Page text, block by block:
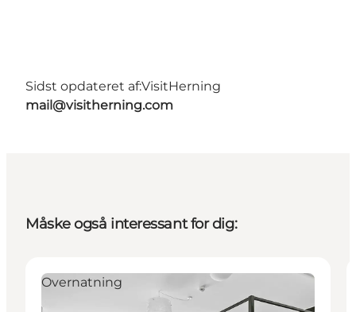
Sidst opdateret af:VisitHerning
mail@visitherning.com
Måske også interessant for dig:
Overnatning